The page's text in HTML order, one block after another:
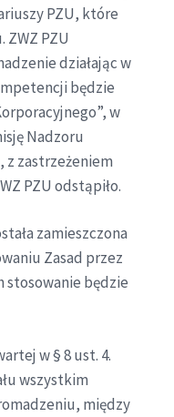
PZU, które
ZWZ PZU
działając w
będzie
w
Nadzoru
z zastrzeżeniem
PZU odstąpiło.
zamieszczona
Zasad przez
stosowanie będzie
w § 8 ust. 4.
wszystkim
między